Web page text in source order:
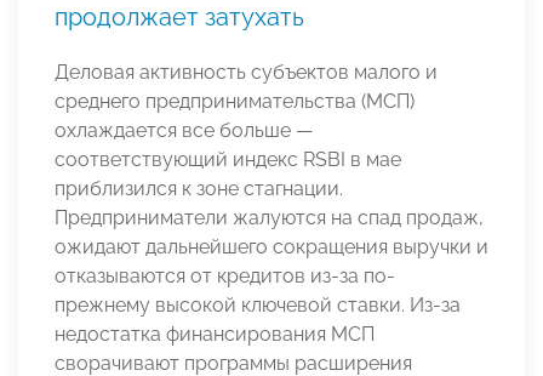
продолжает затухать
Деловая активность субъектов малого и
среднего предпринимательства (МСП)
охлаждается все больше —
соответствующий индекс RSBI в мае
приблизился к зоне стагнации.
Предприниматели жалуются на спад продаж,
ожидают дальнейшего сокращения выручки и
отказываются от кредитов из-за по-
прежнему высокой ключевой ставки. Из-за
недостатка финансирования МСП
сворачивают программы расширения